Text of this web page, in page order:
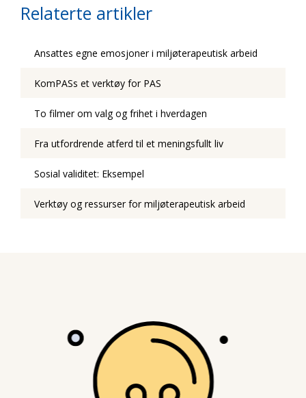
Relaterte artikler
Ansattes egne emosjoner i miljøterapeutisk arbeid
KomPASs et verktøy for PAS
To filmer om valg og frihet i hverdagen
Fra utfordrende atferd til et meningsfullt liv
Sosial validitet: Eksempel
Verktøy og ressurser for miljøterapeutisk arbeid